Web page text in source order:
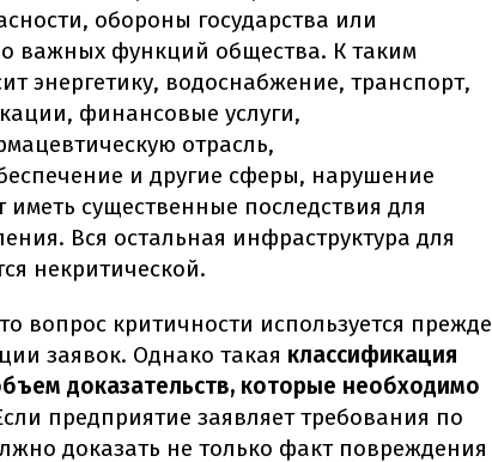
обороны государства или
важных функций общества. К таким
энергетику, водоснабжение, транспорт,
финансовые услуги,
отрасль,
и другие сферы, нарушение
существенные последствия для
Вся остальная инфраструктура для
некритической.
вопрос критичности используется прежде
заявок. Однако такая классификация
доказательств, которые необходимо
предприятие заявляет требования по
доказать не только факт повреждения